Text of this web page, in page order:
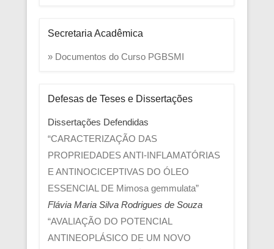
Secretaria Acadêmica
» Documentos do Curso PGBSMI
Defesas de Teses e Dissertações
Dissertações Defendidas
“CARACTERIZAÇÃO DAS
PROPRIEDADES ANTI-INFLAMATÓRIAS
E ANTINOCICEPTIVAS DO ÓLEO
ESSENCIAL DE Mimosa gemmulata”
Flávia Maria Silva Rodrigues de Souza
“AVALIAÇÃO DO POTENCIAL
ANTINEOPLÁSICO DE UM NOVO